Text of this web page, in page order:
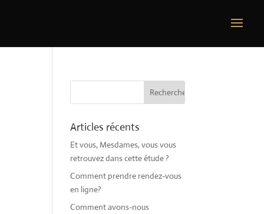
Articles récents
Et vous, Mesdames, vous vous
retrouvez dans cette étude ?
Comment prendre rendez-vous
en ligne?
Comment avons-nous